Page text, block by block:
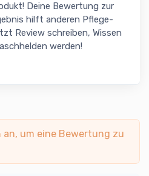
Deine Bewertung zur
hilft anderen Pflege-
Review schreiben, Wissen
werden!
um eine Bewertung zu